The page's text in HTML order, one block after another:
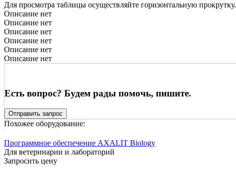
Для просмотра таблицы осуществляйте горизонтальную прокрутку.
Описание нет
Описание нет
Описание нет
Описание нет
Описание нет
Описание нет
Есть вопрос? Будем рады помочь, пишите.
Отправить запрос
Похожее оборудование:
Программное обеспечение AXALIT Biology
Для ветеринарии и лабораторий
Запросить цену